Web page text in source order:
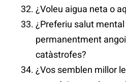
¿Voleu aigua neta o
¿Preferiu salut mental
permanentment
catàstrofes?
¿Vos semblen millor